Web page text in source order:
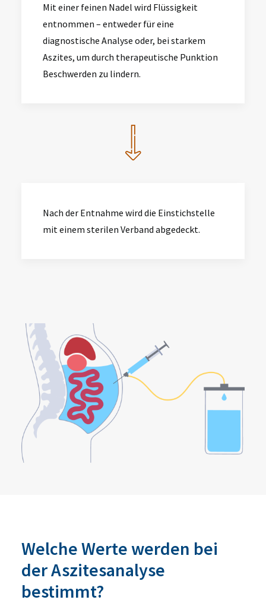
Mit einer feinen Nadel wird Flüssigkeit
entnommen – entweder für eine
diagnostische Analyse oder, bei starkem
Aszites, um durch therapeutische Punktion
Beschwerden zu lindern.
Nach der Entnahme wird die Einstichstelle
mit einem sterilen Verband abgedeckt.
Welche Werte werden bei
der Aszitesanalyse
bestimmt?